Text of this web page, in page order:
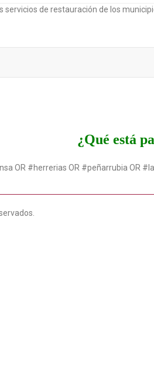
servicios de restauración de los
¿Qué está
OR #herrerias OR #peñarrubia OR